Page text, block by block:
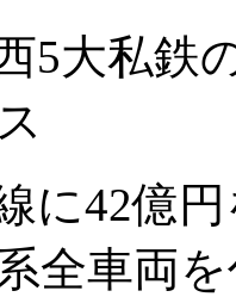
5大私
に42億
全車両